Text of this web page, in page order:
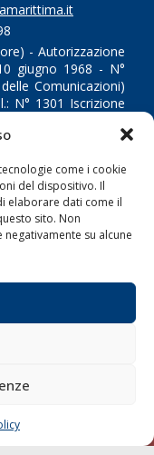
come i cookie
del dispositivo. Il
elaborare dati come il
sito. Non
su alcune
- Autorizzazione
giugno 1968 - N°
Comunicazioni)
N° 1301 Iscrizione